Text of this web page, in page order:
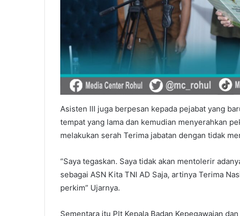
Asisten III juga berpesan kepada pejabat yang
tempat yang lama dan kemudian menyerahkan
melakukan serah Terima jabatan dengan tidak
“Saya tegaskan. Saya tidak akan mentolerir
sebagai ASN Kita TNI AD Saja, artinya Terima
perkim” Ujarnya.
Sementara itu Plt Kepala Badan Kepegawaian